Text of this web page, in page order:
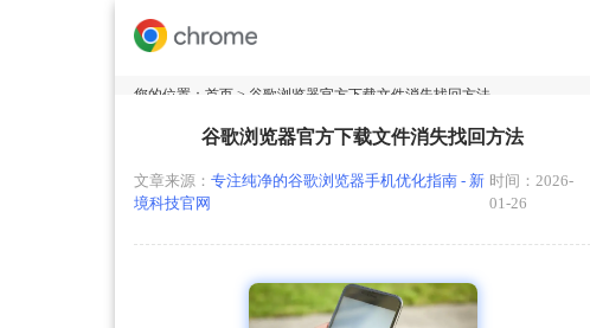
您的位置： 首页 > 谷歌浏览器官方下载文件消失找回方法
谷歌浏览器官方下载文件消失找回方法
文章来源： 专注纯净的谷歌浏览器手机优化指南 - 新
境科技官网
时间：2026-
01-26